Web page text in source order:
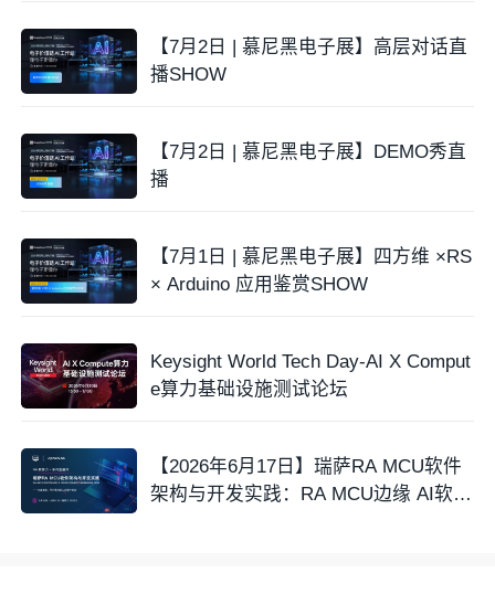
【7月2日 | 慕尼黑电子展】高层对话直
播SHOW
【7月2日 | 慕尼黑电子展】DEMO秀直
播
【7月1日 | 慕尼黑电子展】四方维 ×RS
× Arduino 应用鉴赏SHOW
Keysight World Tech Day-AI X Comput
e算力基础设施测试论坛
【2026年6月17日】瑞萨RA MCU软件
架构与开发实践：RA MCU边缘 AI软件